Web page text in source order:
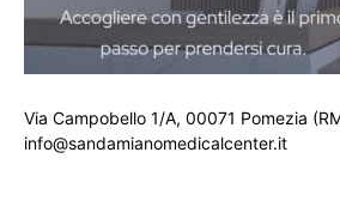
Via Campobello 1/A, 00071 Pomezia
info@sandamianomedicalcenter.it